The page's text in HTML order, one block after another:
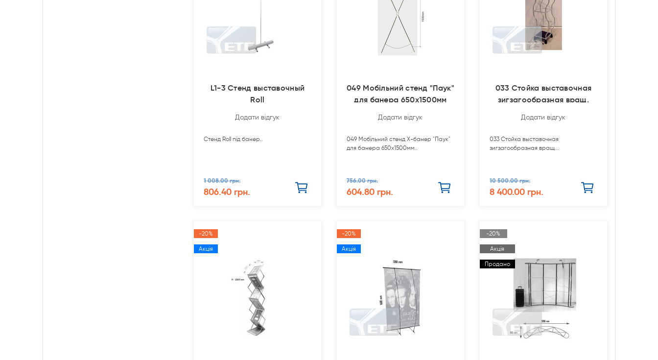
L1-3 Стенд выставочный
Roll
Додати відгук
Стенд Roll під банер..
1 008.00 грн.
806.40 грн.
049 Мобільний стенд "Паук"
для банера 650х1500мм
Додати відгук
049 Мобільний стенд Х-банер "Паук"
для банера 650х1500мм..
756.00 грн.
604.80 грн.
033 Стойка выставочная
зигзагообразная вращ.
Додати відгук
033 Стойка выставочная
зигзагообразная вращ...
10 500.00 грн.
8 400.00 грн.
-20%
Акція
-20%
Акція
-20%
Акція
Продано